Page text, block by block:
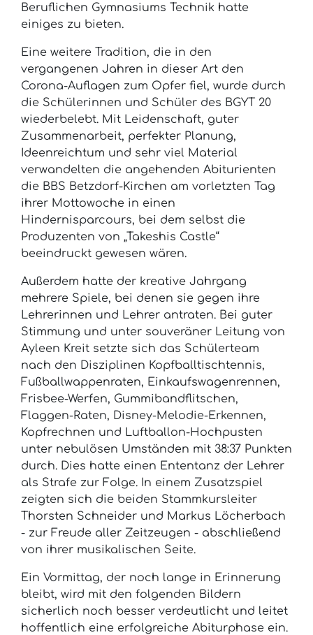
Beruflichen Gymnasiums Technik hatte
einiges zu bieten.
Eine weitere Tradition, die in den
vergangenen Jahren in dieser Art den
Corona-Auflagen zum Opfer fiel, wurde durch
die Schülerinnen und Schüler des BGYT 20
wiederbelebt. Mit Leidenschaft, guter
Zusammenarbeit, perfekter Planung,
Ideenreichtum und sehr viel Material
verwandelten die angehenden Abiturienten
die BBS Betzdorf-Kirchen am vorletzten Tag
ihrer Mottowoche in einen
Hindernisparcours, bei dem selbst die
Produzenten von „Takeshis Castle“
beeindruckt gewesen wären.
Außerdem hatte der kreative Jahrgang
mehrere Spiele, bei denen sie gegen ihre
Lehrerinnen und Lehrer antraten. Bei guter
Stimmung und unter souveräner Leitung von
Ayleen Kreit setzte sich das Schülerteam
nach den Disziplinen Kopfballtischtennis,
Fußballwappenraten, Einkaufswagenrennen,
Frisbee-Werfen, Gummibandflitschen,
Flaggen-Raten, Disney-Melodie-Erkennen,
Kopfrechnen und Luftballon-Hochpusten
unter nebulösen Umständen mit 38:37 Punkten
durch. Dies hatte einen Ententanz der Lehrer
als Strafe zur Folge. In einem Zusatzspiel
zeigten sich die beiden Stammkursleiter
Thorsten Schneider und Markus Löcherbach
- zur Freude aller Zeitzeugen - abschließend
von ihrer musikalischen Seite.
Ein Vormittag, der noch lange in Erinnerung
bleibt, wird mit den folgenden Bildern
sicherlich noch besser verdeutlicht und leitet
hoffentlich eine erfolgreiche Abiturphase ein.